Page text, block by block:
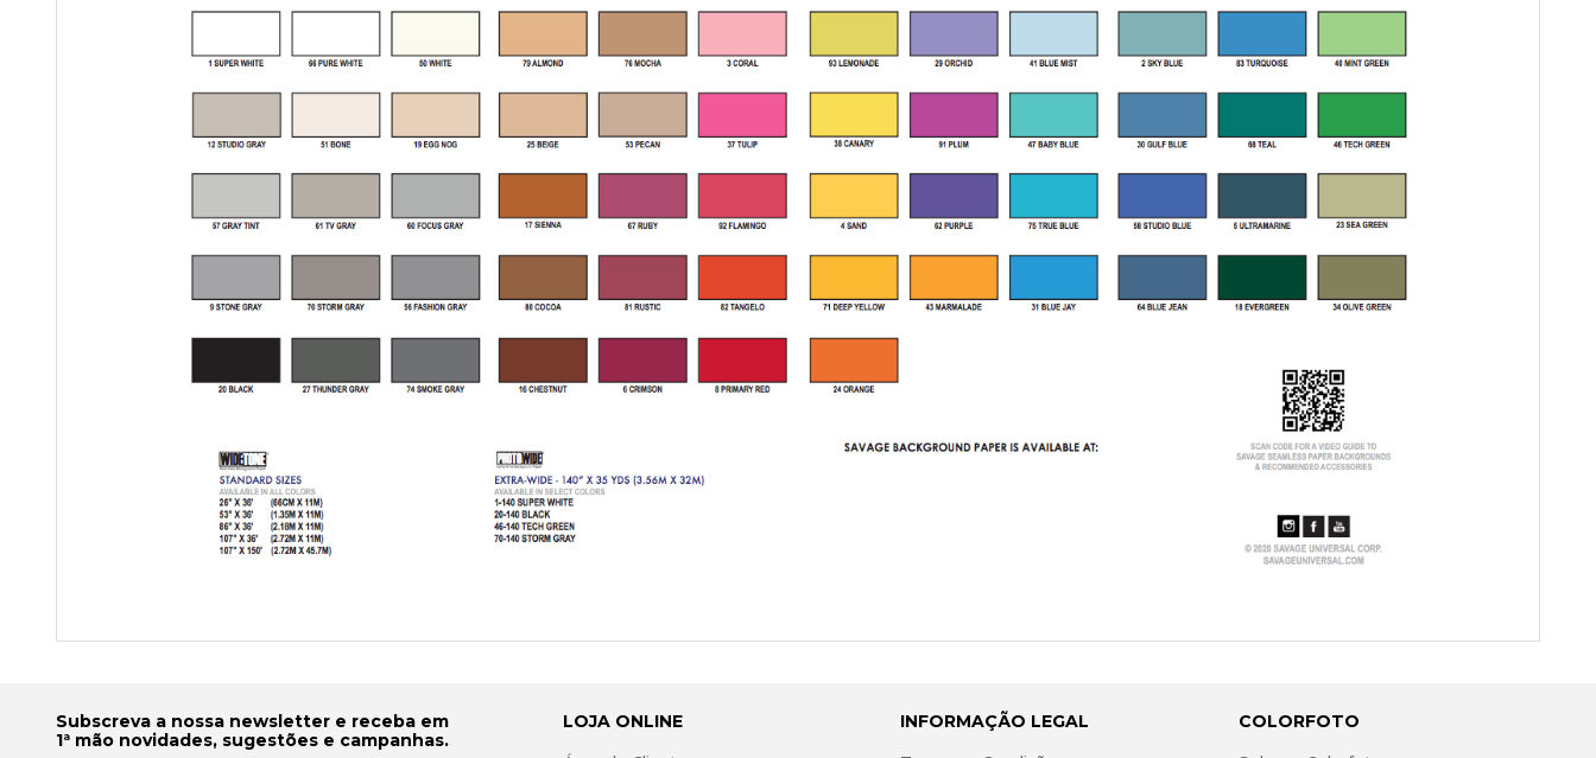
Subscreva a nossa newsletter e receba em
1ª mão novidades, sugestões e campanhas.
LOJA ONLINE INFORMAÇÃO LEGAL COLORFOTO